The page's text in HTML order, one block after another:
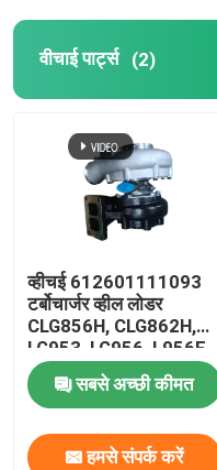
वीचाई पार्ट्स (2)
व्हीचई 612601111093
टर्बोचार्जर व्हील लोडर
CLG856H, CLG862H,
LG953, LG956, L956F,
LW500FV, LW500HV,
SEM655D मोटर ग्रेडर
XS262J, CLG6626 के
लिए
सबसे अच्छी कीमत
हमसे संपर्क करें